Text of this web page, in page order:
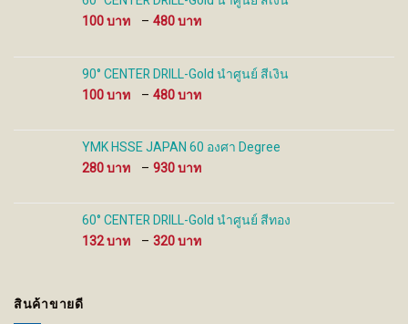
product
100
– 480
100 ฿
through
480 ฿
90° CENTER DRILL-Gold นำศูนย์ สีเงิน
100
– 480
100 ฿
through
YMK HSSE JAPAN 60 องศา Degree
280
– 930
280 ฿
through
930 ฿
60° CENTER DRILL-Gold นำศูนย์ สีทอง
132
– 320
สินค้าขายดี